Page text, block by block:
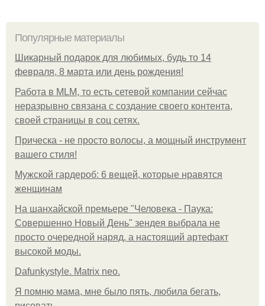
Популярные материалы
Шикарный подарок для любимых, будь то 14
февраля, 8 марта или день рождения!
Работа в MLM, то есть сетевой компании сейчас
неразрывно связана с создание своего контента,
своей страницы в соц сетях.
Прическа - не просто волосы, а мощный инструмент
вашего стиля!
Мужской гардероб: 6 вещей, которые нравятся
женщинам
На шанхайской премьере "Человека - Паука:
Совершенно Новый День" зендея выбрала не
просто очередной наряд, а настоящий артефакт
высокой моды.
Dafunkystyle. Matrix neo.
Я помню мама, мне было пять, любила бегать,